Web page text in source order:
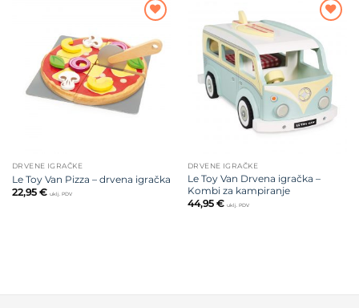
na listu
želja
DRVENE IGRAČKE
Le Toy Van Pizza – drvena igračka
22,95 € uklj. PDV
Dodajte
na listu
želja
DRVENE IGRAČKE
Le Toy Van Drvena igračka –
Kombi za kampiranje
44,95 € uklj. PDV